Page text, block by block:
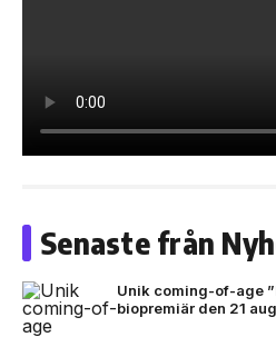
Senaste från
Unik coming-of-age
biopremiär den 21